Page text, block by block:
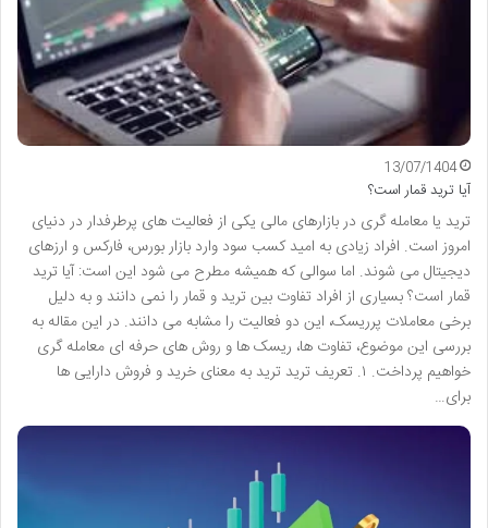
13/07/1404
آیا ترید قمار است؟
ترید یا معامله گری در بازارهای مالی یکی از فعالیت های پرطرفدار در دنیای
امروز است. افراد زیادی به امید کسب سود وارد بازار بورس، فارکس و ارزهای
دیجیتال می شوند. اما سوالی که همیشه مطرح می شود این است: آیا ترید
قمار است؟ بسیاری از افراد تفاوت بین ترید و قمار را نمی دانند و به دلیل
برخی معاملات پرریسک، این دو فعالیت را مشابه می دانند. در این مقاله به
بررسی این موضوع، تفاوت ها، ریسک ها و روش های حرفه ای معامله گری
خواهیم پرداخت. ۱. تعریف ترید ترید به معنای خرید و فروش دارایی ها
برای…